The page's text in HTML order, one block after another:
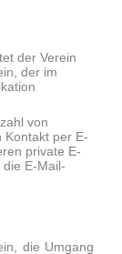
der Verein
der im
von
Kontakt per E-
private E-
E-Mail-
die Umgang